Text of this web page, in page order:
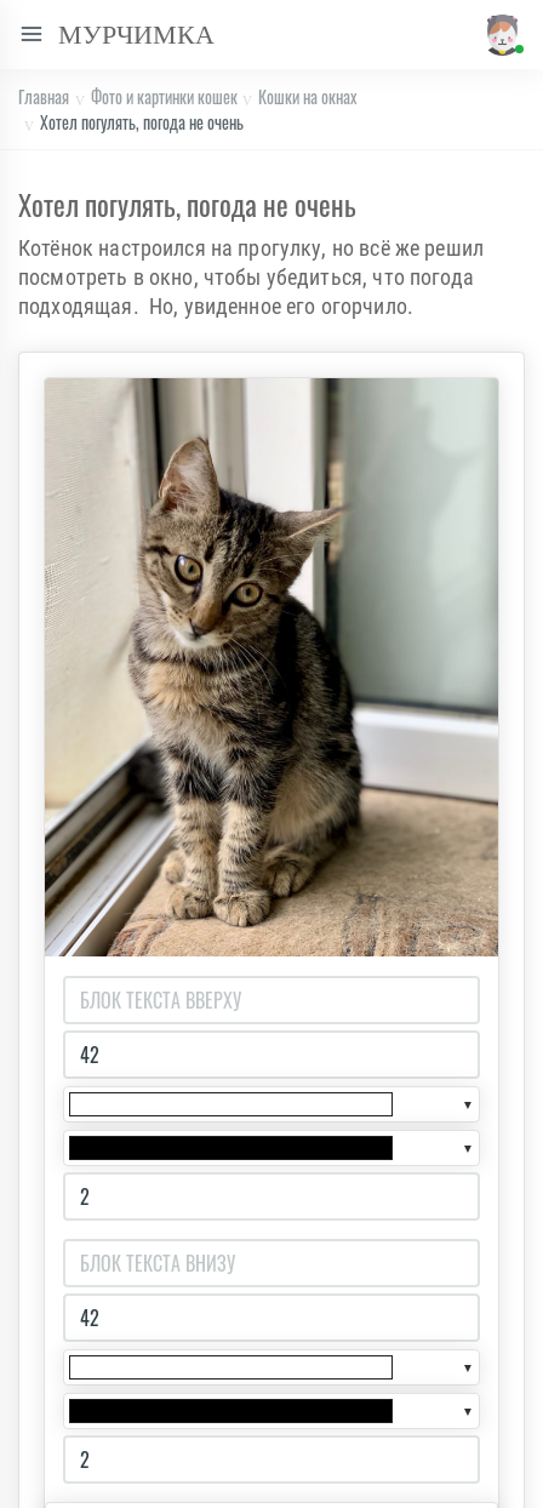
МУРЧИМКА
Главная Фото и картинки кошек
Кошки на окнах
Хотел погулять, погода не очень
Хотел погулять, погода не очень
Котёнок настроился на прогулку, но всё же решил
посмотреть в окно, чтобы убедиться, что погода
подходящая. Но, увиденное его огорчило.
▼
▼
▼
▼